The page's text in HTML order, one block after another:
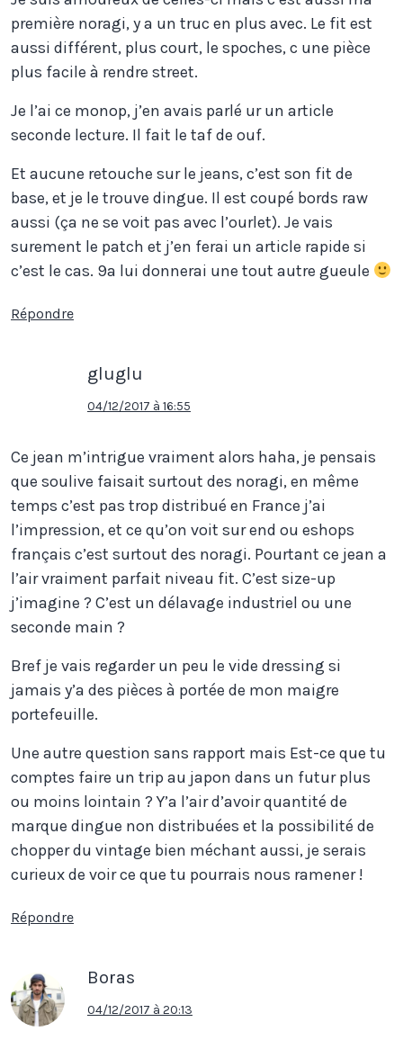
première noragi, y a un truc en plus avec. Le fit est
aussi différent, plus court, le spoches, c une pièce
plus facile à rendre street.
Je l’ai ce monop, j’en avais parlé ur un article
seconde lecture. Il fait le taf de ouf.
Et aucune retouche sur le jeans, c’est son fit de
base, et je le trouve dingue. Il est coupé bords raw
aussi (ça ne se voit pas avec l’ourlet). Je vais
surement le patch et j’en ferai un article rapide si
c’est le cas. 9a lui donnerai une tout autre gueule
Répondre
gluglu
04/12/2017 à 16:55
Ce jean m’intrigue vraiment alors haha, je pensais
que soulive faisait surtout des noragi, en même
temps c’est pas trop distribué en France j’ai
l’impression, et ce qu’on voit sur end ou eshops
français c’est surtout des noragi. Pourtant ce jean a
l’air vraiment parfait niveau fit. C’est size-up
j’imagine ? C’est un délavage industriel ou une
seconde main ?
Bref je vais regarder un peu le vide dressing si
jamais y’a des pièces à portée de mon maigre
portefeuille.
Une autre question sans rapport mais Est-ce que tu
comptes faire un trip au japon dans un futur plus
ou moins lointain ? Y’a l’air d’avoir quantité de
marque dingue non distribuées et la possibilité de
chopper du vintage bien méchant aussi, je serais
curieux de voir ce que tu pourrais nous ramener !
Répondre
Boras
04/12/2017 à 20:13